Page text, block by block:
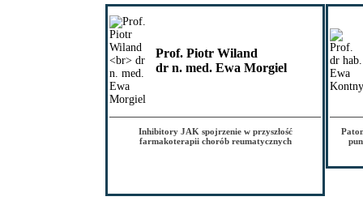
Prof. Piotr Wiland
dr n. med. Ewa Morgiel
Inhibitory JAK spojrzenie w przyszłość
farmakoterapii chorób reumatycznych